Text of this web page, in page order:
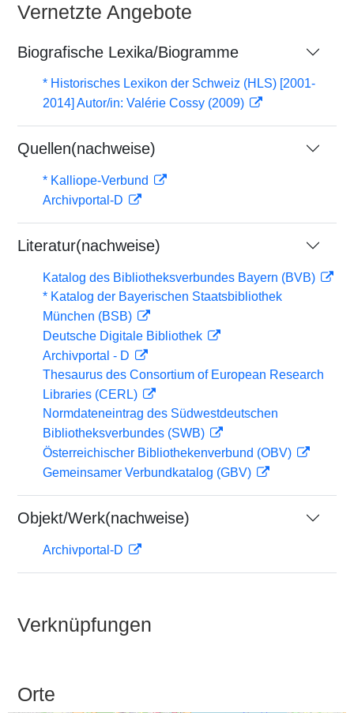
Vernetzte Angebote
Biografische Lexika/Biogramme
* Historisches Lexikon der Schweiz (HLS) [2001-
2014] Autor/in: Valérie Cossy (2009)
Quellen(nachweise)
* Kalliope-Verbund
Archivportal-D
Literatur(nachweise)
Katalog des Bibliotheksverbundes Bayern (BVB)
* Katalog der Bayerischen Staatsbibliothek
München (BSB)
Deutsche Digitale Bibliothek
Archivportal - D
Thesaurus des Consortium of European Research
Libraries (CERL)
Normdateneintrag des Südwestdeutschen
Bibliotheksverbundes (SWB)
Österreichischer Bibliothekenverbund (OBV)
Gemeinsamer Verbundkatalog (GBV)
Objekt/Werk(nachweise)
Archivportal-D
Verknüpfungen
Orte